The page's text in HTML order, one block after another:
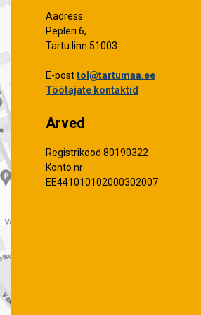
Aadress:
Pepleri 6,
Tartu linn 51003
E-posttol@tartumaa.ee
Töötajate kontaktid
Arved
Registrikood 80190322
Konto nr
EE441010102000302007